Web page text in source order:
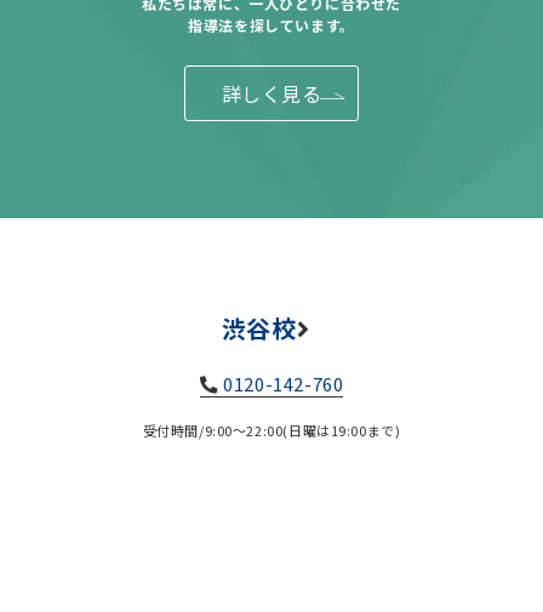
指導法を探しています。
詳しく見る
渋谷校
0120-142-760
受付時間/9:00～22:00(日曜は19:00まで)